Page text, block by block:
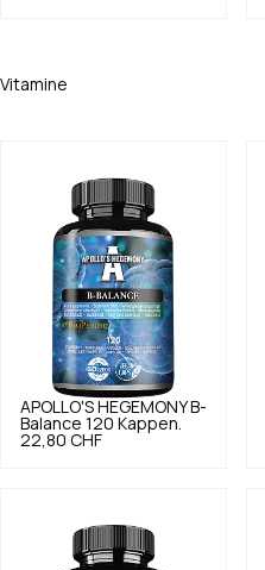
Vitamine
APOLLO'S HEGEMONY B-
Balance 120 Kappen.
22,80 CHF